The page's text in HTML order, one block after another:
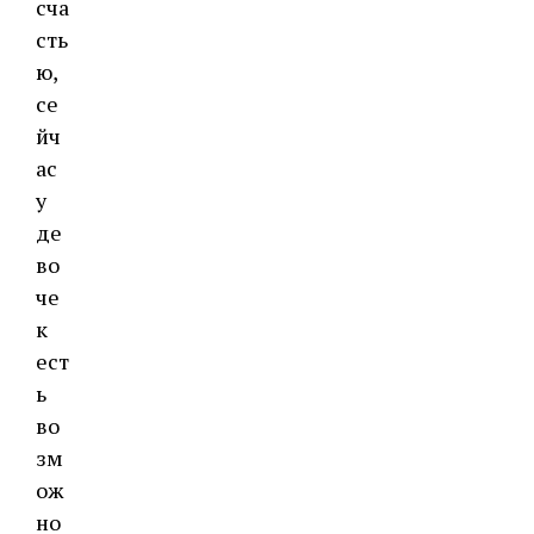
сча
сть
ю,
се
йч
ас
у
де
во
че
к
ест
ь
во
зм
ож
но